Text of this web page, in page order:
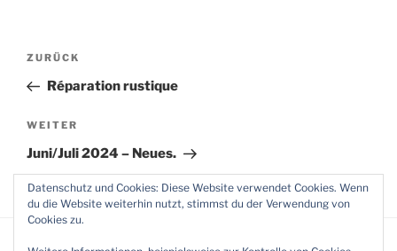
Beitragsnavigation
Vorheriger
Beitrag
ZURÜCK
Réparation rustique
Nächster
Beitrag
WEITER
Juni/Juli 2024 – Neues.
Datenschutz und Cookies: Diese Website verwendet Cookies. Wenn
du die Website weiterhin nutzt, stimmst du der Verwendung von
Cookies zu.